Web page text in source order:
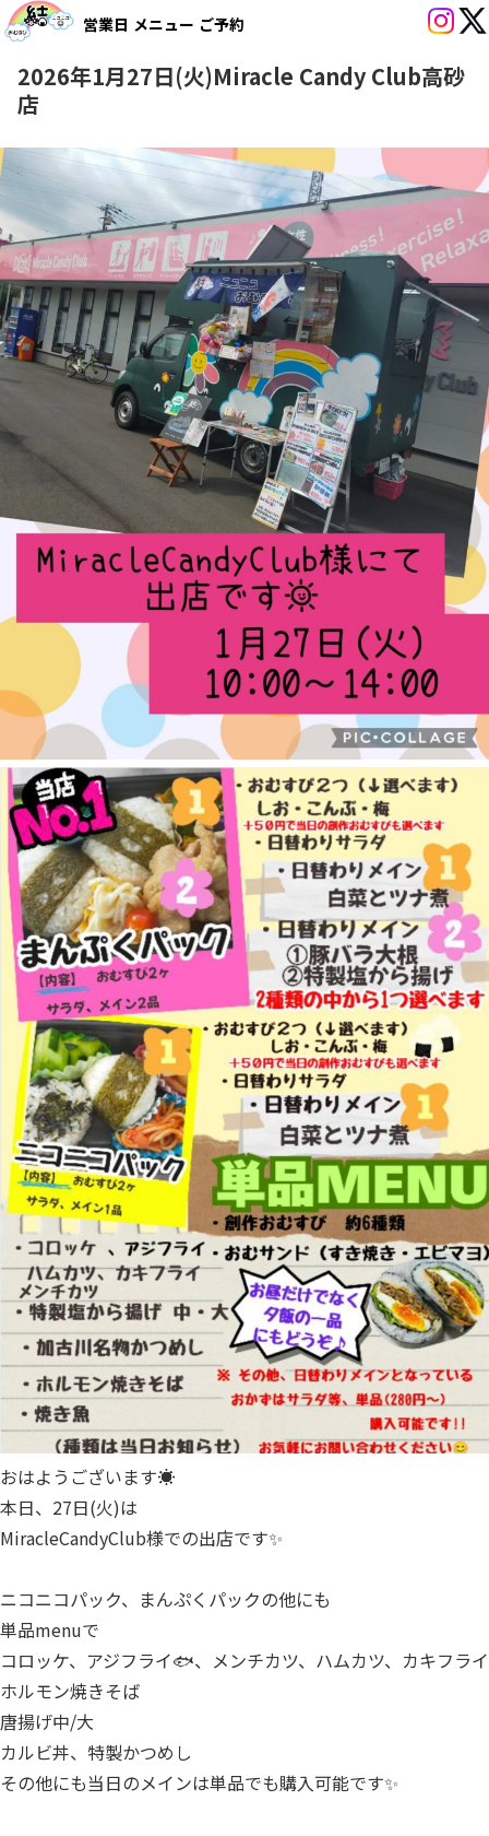
営業日 メニュー ご予約
2026年1月27日(火)Miracle Candy Club高砂
店
おはようございます☀⁡
本日、27日(火)は⁡
⁡MiracleCandyClub様での出店です✨
ニコニコパック、まんぷくパックの他にも
単品menuで
コロッケ、アジフライ🐟、メンチカツ、ハムカツ、カキフライ
ホルモン焼きそば
唐揚げ中/大
カルビ丼、特製かつめし
その他にも当日のメインは単品でも購入可能です✨⁡